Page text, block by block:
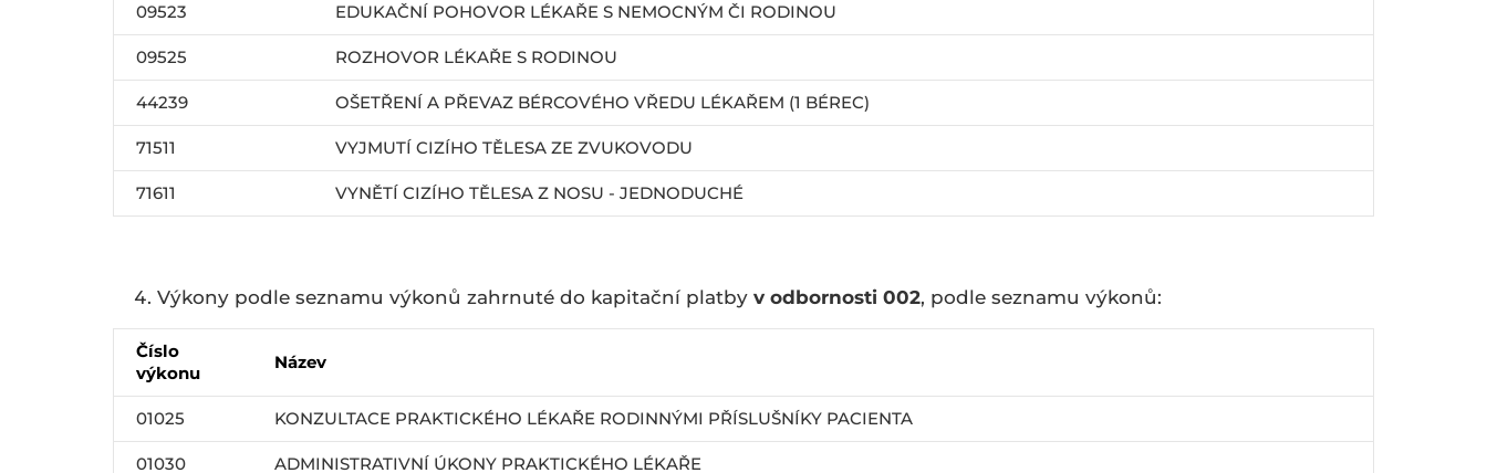
09523 EDUKAČNÍ POHOVOR LÉKAŘE S NEMOCNÝM ČI RODINOU
09525 ROZHOVOR LÉKAŘE S RODINOU
44239 OŠETŘENÍ A PŘEVAZ BÉRCOVÉHO VŘEDU LÉKAŘEM (1 BÉREC)
71511 VYJMUTÍ CIZÍHO TĚLESA ZE ZVUKOVODU
71611 VYNĚTÍ CIZÍHO TĚLESA Z NOSU - JEDNODUCHÉ
Výkony podle seznamu výkonů zahrnuté do kapitační platby v odbornosti 002, podle seznamu výkonů:
Číslo
výkonu
Název
01025 KONZULTACE PRAKTICKÉHO LÉKAŘE RODINNÝMI PŘÍSLUŠNÍKY PACIENTA
01030 ADMINISTRATIVNÍ ÚKONY PRAKTICKÉHO LÉKAŘE